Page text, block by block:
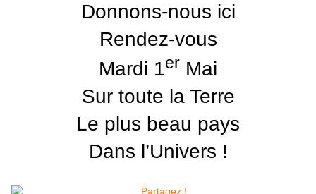
Donnons-nous ici
Rendez-vous
Mardi 1er Mai
Sur toute la Terre
Le plus beau pays
Dans l’Univers !